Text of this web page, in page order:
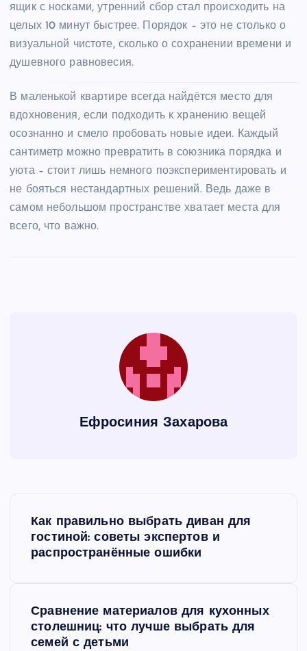
ящик с носками, утренний сбор стал происходить на
целых 10 минут быстрее. Порядок – это не столько о
визуальной чистоте, сколько о сохранении времени и
душевного равновесия.
В маленькой квартире всегда найдётся место для
вдохновения, если подходить к хранению вещей
осознанно и смело пробовать новые идеи. Каждый
сантиметр можно превратить в союзника порядка и
уюта – стоит лишь немного поэкспериментировать и
не бояться нестандартных решений. Ведь даже в
самом небольшом пространстве хватает места для
всего, что важно.
Ефросиния Захарова
Как правильно выбрать диван для
гостиной: советы экспертов и
распространённые ошибки
Сравнение материалов для кухонных
столешниц: что лучше выбрать для
семей с детьми